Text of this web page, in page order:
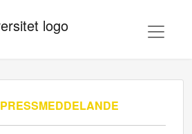
PRESSMEDDELANDE